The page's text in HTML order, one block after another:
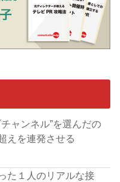
ャンネル”を選んだの
えを連発させる
た１人のリアルな接